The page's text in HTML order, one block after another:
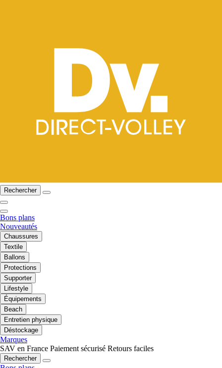
Rechercher
Bons plans
Nouveautés
Chaussures
Textile
Ballons
Protections
Supporter
Lifestyle
Équipements
Beach
Entretien physique
Déstockage
Marques
SAV en France Paiement sécurisé Retours faciles
Rechercher